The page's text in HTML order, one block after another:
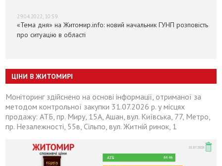
29.04.2022, 10:59
«Тема дня» на Житомир.info: новий начальник ГУНП розповість
про ситуацію в області
ЦІНИ В ЖИТОМИРІ
Моніторинг здійснено на основі інформації, отриманої за
методом контрольної закупки 31.07.2026 р. у місцях
продажу: АТБ, пр. Миру, 15А, Ашан, вул. Київська, 77, Метро,
пр. Незалежності, 55в, Сільпо, вул. Житній ринок, 1